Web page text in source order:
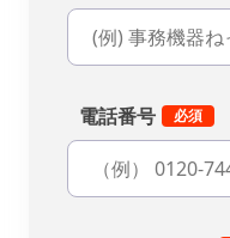
電話番号